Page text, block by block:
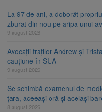
La 97 de ani, a doborât
zburat din nou pe aripa unui
9 august 2026
Avocații fraților Andrew și
cauțiune în SUA
9 august 2026
Se schimbă examenul de
țara, aceeași oră și același
8 august 2026